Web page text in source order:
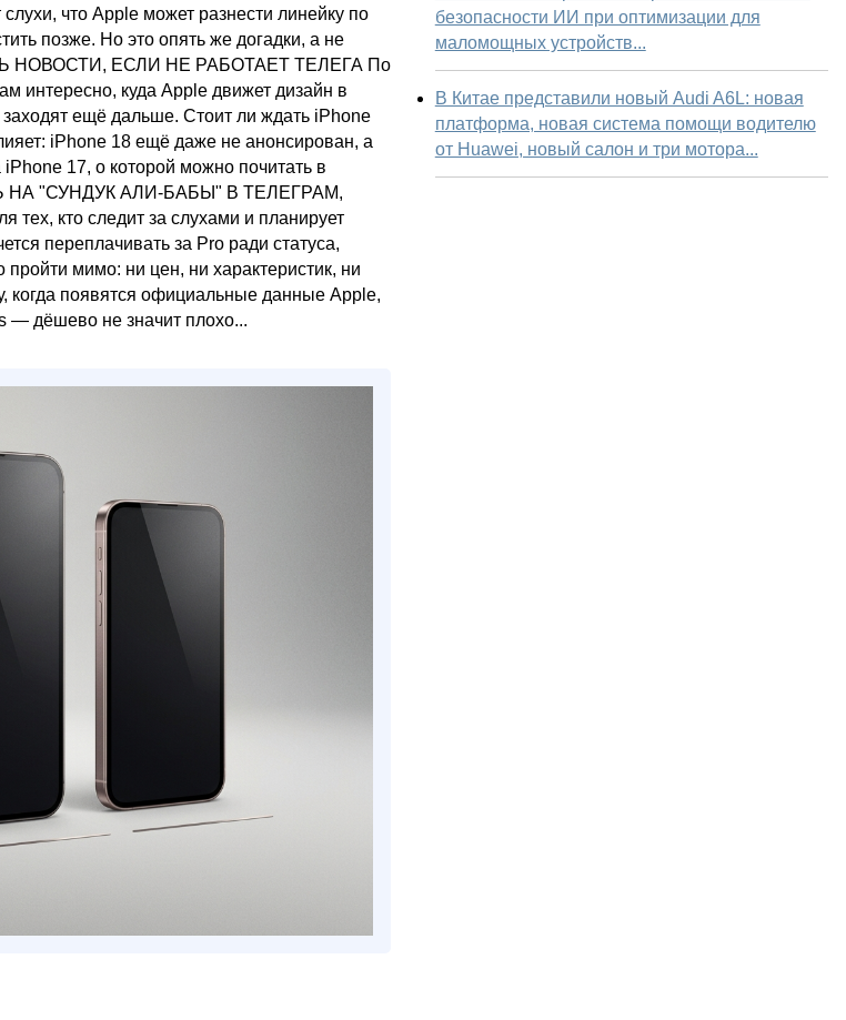
что Apple может разнести линейку по
позже. Но это опять же догадки, а не
НОВОСТИ, ЕСЛИ НЕ РАБОТАЕТ ТЕЛЕГА По
интересно, куда Apple движет дизайн в
ещё дальше. Стоит ли ждать iPhone
iPhone 18 ещё даже не анонсирован, а
17, о которой можно почитать в
НА "СУНДУК АЛИ-БАБЫ" В ТЕЛЕГРАМ,
кто следит за слухами и планирует
переплачивать за Pro ради статуса,
мимо: ни цен, ни характеристик, ни
когда появятся официальные данные Apple,
— дёшево не значит плохо...
безопасности ИИ при оптимизации для
маломощных устройств...
В Китае представили новый Audi A6L: новая
платформа, новая система помощи водителю
от Huawei, новый салон и три мотора...